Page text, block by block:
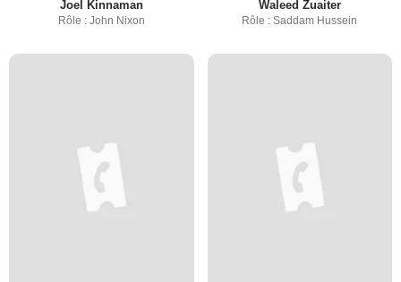
Joel Kinnaman
Rôle : John Nixon
Waleed Zuaiter
Rôle : Saddam Hussein